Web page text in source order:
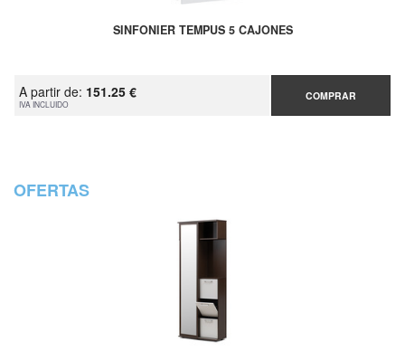
SINFONIER TEMPUS 5 CAJONES
A partir de: 151.25 €
IVA INCLUIDO
COMPRAR
OFERTAS